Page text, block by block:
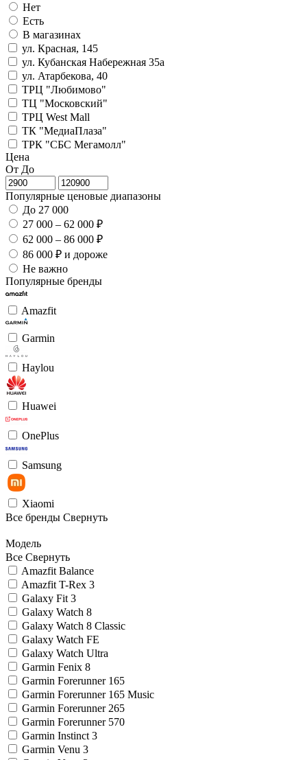
Нет
Есть
В магазинах
ул. Красная, 145
ул. Кубанская Набережная 35а
ул. Атарбекова, 40
ТРЦ "Любимово"
ТЦ "Московский"
ТРЦ West Mall
ТК "МедиаПлаза"
ТРК "СБС Мегамолл"
Цена
От До
Популярные ценовые диапазоны
До 27 000
27 000 – 62 000 ₽
62 000 – 86 000 ₽
86 000 ₽ и дороже
Не важно
Популярные бренды
Amazfit
Garmin
Haylou
Huawei
OnePlus
Samsung
Xiaomi
Все бренды Свернуть
Модель
Все Свернуть
Amazfit Balance
Amazfit T-Rex 3
Galaxy Fit 3
Galaxy Watch 8
Galaxy Watch 8 Classic
Galaxy Watch FE
Galaxy Watch Ultra
Garmin Fenix 8
Garmin Forerunner 165
Garmin Forerunner 165 Music
Garmin Forerunner 265
Garmin Forerunner 570
Garmin Instinct 3
Garmin Venu 3